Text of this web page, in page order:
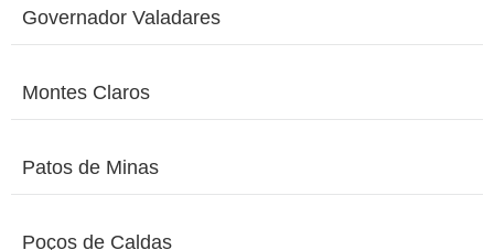
Governador Valadares
Montes Claros
Patos de Minas
Poços de Caldas